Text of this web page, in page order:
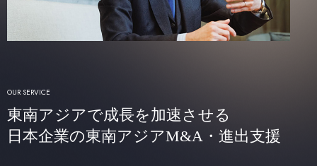
OUR SERVICE
東南アジアで成長を加速させる
日本企業の東南アジアM&A・進出支援